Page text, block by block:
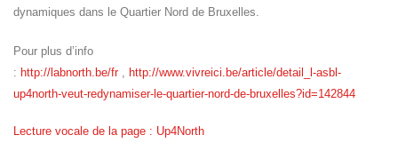
dynamiques dans le Quartier Nord de Bruxelles.
Pour plus d’info
: http://labnorth.be/fr, http://www.vivreici.be/article/detail_l-asbl-
up4north-veut-redynamiser-le-quartier-nord-de-bruxelles?id=142844
Lecture vocale de la page : Up4North